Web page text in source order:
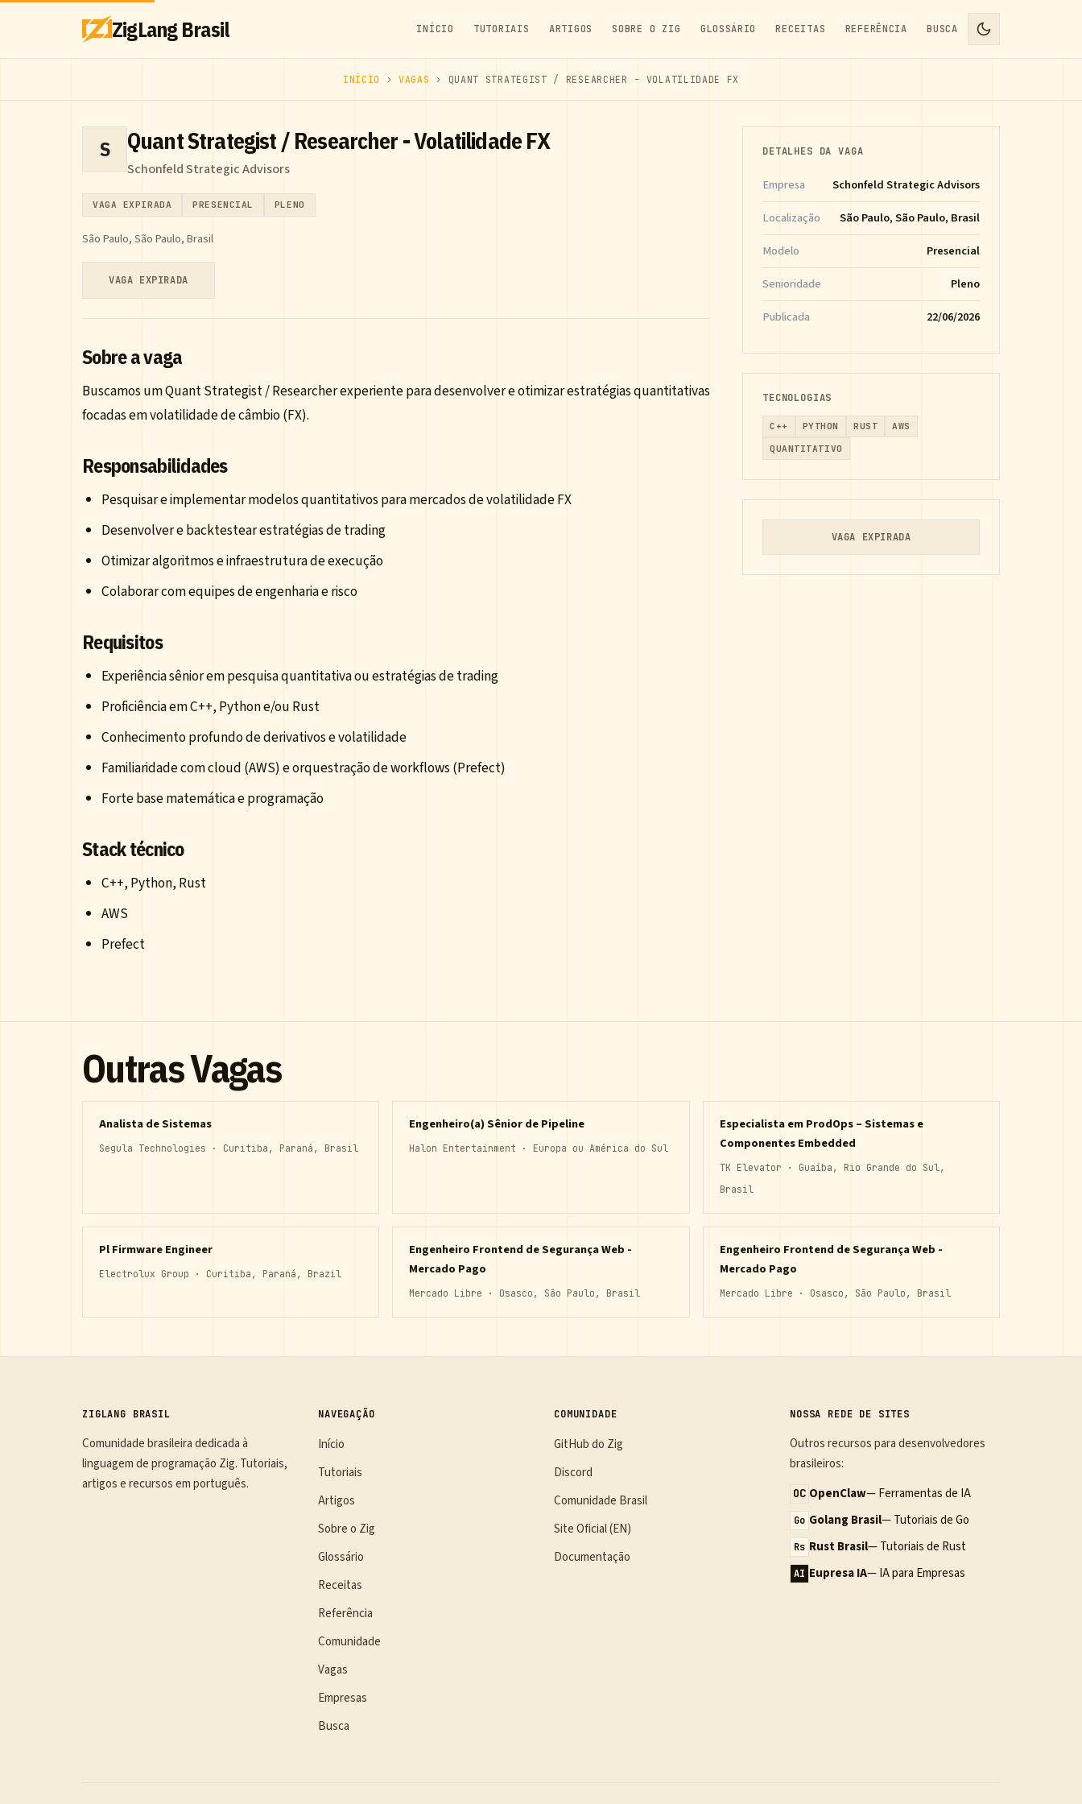
ZigLang Brasil INÍCIO TUTORIAIS ARTIGOS SOBRE O ZIG GLOSSÁRIO RECEITAS REFERÊNCIA BUSCA
INÍCIO ›VAGAS › QUANT STRATEGIST / RESEARCHER - VOLATILIDADE FX
S Quant Strategist / Researcher - Volatilidade FX
Schonfeld Strategic Advisors
VAGA EXPIRADA PRESENCIAL PLENO
São Paulo, São Paulo, Brasil
VAGA EXPIRADA
Sobre a vaga
Buscamos um Quant Strategist / Researcher experiente para desenvolver e otimizar estratégias quantitativas
focadas em volatilidade de câmbio (FX).
Responsabilidades
Pesquisar e implementar modelos quantitativos para mercados de volatilidade FX
Desenvolver e backtestear estratégias de trading
Otimizar algoritmos e infraestrutura de execução
Colaborar com equipes de engenharia e risco
Requisitos
Experiência sênior em pesquisa quantitativa ou estratégias de trading
Proficiência em C++, Python e/ou Rust
Conhecimento profundo de derivativos e volatilidade
Familiaridade com cloud (AWS) e orquestração de workflows (Prefect)
Forte base matemática e programação
Stack técnico
C++, Python, Rust
AWS
Prefect
DETALHES DA VAGA
Empresa
Schonfeld Strategic Advisors
Localização
São Paulo, São Paulo, Brasil
Modelo
Presencial
Senioridade
Pleno
Publicada
22/06/2026
TECNOLOGIAS
C++ PYTHON RUST
AWS
QUANTITATIVO
VAGA EXPIRADA
Outras Vagas
Analista de Sistemas
Segula Technologies · Curitiba, Paraná, Brasil
Engenheiro(a) Sênior de Pipeline
Halon Entertainment · Europa ou América do Sul
Especialista em ProdOps – Sistemas e
Componentes Embedded
TK Elevator · Guaíba, Rio Grande do Sul,
Brasil
Pl Firmware Engineer
Electrolux Group · Curitiba, Paraná, Brazil
Engenheiro Frontend de Segurança Web -
Mercado Pago
Mercado Libre · Osasco, São Paulo, Brasil
Engenheiro Frontend de Segurança Web -
Mercado Pago
Mercado Libre · Osasco, São Paulo, Brasil
ZIGLANG BRASIL
Comunidade brasileira dedicada à
linguagem de programação Zig. Tutoriais,
artigos e recursos em português.
NAVEGAÇÃO
Início
Tutoriais
Artigos
Sobre o Zig
Glossário
Receitas
Referência
Comunidade
Vagas
Empresas
Busca
COMUNIDADE
GitHub do Zig
Discord
Comunidade Brasil
Site Oficial (EN)
Documentação
NOSSA REDE DE SITES
Outros recursos para desenvolvedores
brasileiros:
OC OpenClaw— Ferramentas de IA
Go Golang Brasil— Tutoriais de Go
Rs Rust Brasil— Tutoriais de Rust
AI Eupresa IA— IA para Empresas